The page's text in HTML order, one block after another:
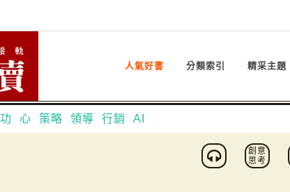
人氣好書 分類索引 精采主題
心 策略 領導 行銷 AI
創意
思考